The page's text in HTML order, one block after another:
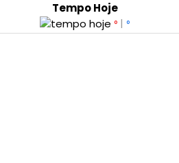
Tempo Hoje
° | °